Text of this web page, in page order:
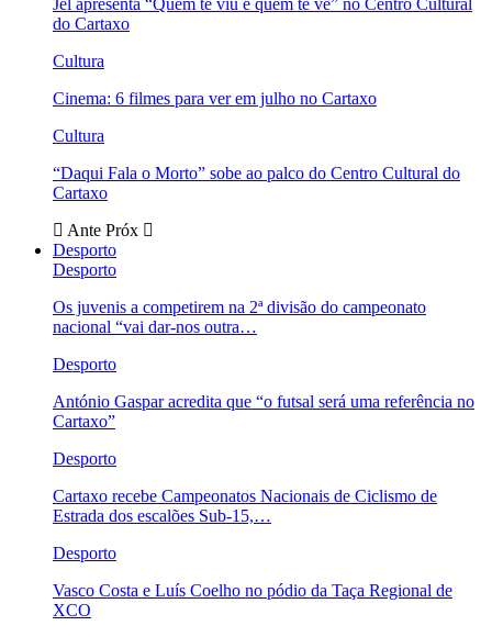
Jel apresenta “Quem te viu e quem te vê” no Centro Cultural
do Cartaxo
Cultura
Cinema: 6 filmes para ver em julho no Cartaxo
Cultura
“Daqui Fala o Morto” sobe ao palco do Centro Cultural do
Cartaxo
Ante Próx
Desporto
Desporto
Os juvenis a competirem na 2ª divisão do campeonato
nacional “vai dar-nos outra…
Desporto
António Gaspar acredita que “o futsal será uma referência no
Cartaxo”
Desporto
Cartaxo recebe Campeonatos Nacionais de Ciclismo de
Estrada dos escalões Sub-15,…
Desporto
Vasco Costa e Luís Coelho no pódio da Taça Regional de
XCO